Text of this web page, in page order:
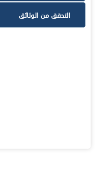
التحقق من الوثائق